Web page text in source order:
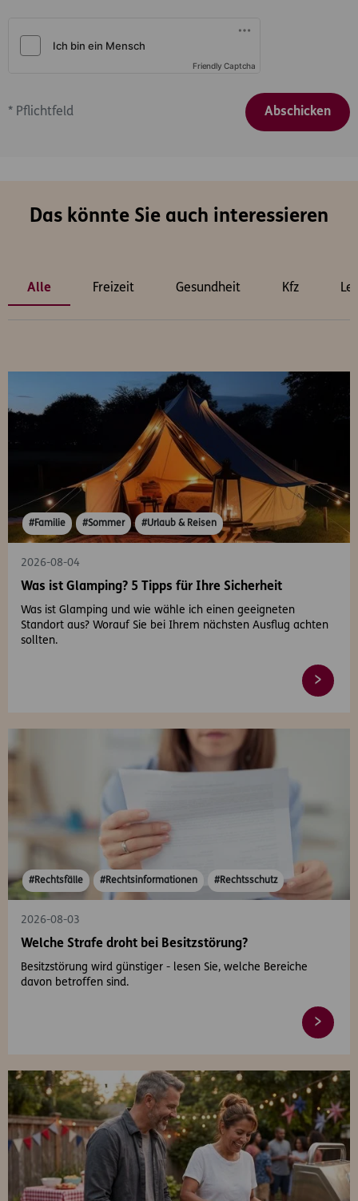
Friendly Captcha
* Pflichtfeld Abschicken
Das könnte Sie auch interessieren
Alle Freizeit Gesundheit Kfz
#Familie #Sommer #Urlaub & Reisen
2026-08-04
Was ist Glamping? 5 Tipps für Ihre Sicherheit
Was ist Glamping und wie wähle ich einen geeigneten
Standort aus? Worauf Sie bei Ihrem nächsten Ausflug achten
sollten.
#Rechtsfälle #Rechtsinformationen #Rechtsschutz
2026-08-03
Welche Strafe droht bei Besitzstörung?
Besitzstörung wird günstiger - lesen Sie, welche Bereiche
davon betroffen sind.